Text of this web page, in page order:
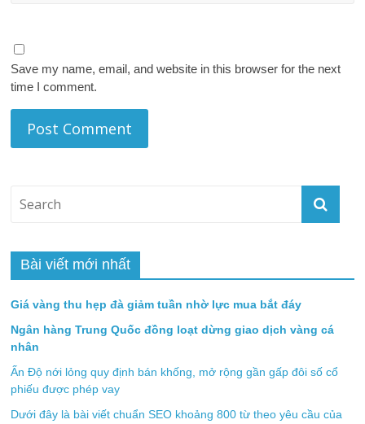
Save my name, email, and website in this browser for the next
time I comment.
Bài viết mới nhất
Giá vàng thu hẹp đà giảm tuần nhờ lực mua bắt đáy
Ngân hàng Trung Quốc đồng loạt dừng giao dịch vàng cá
nhân
Ấn Độ nới lỏng quy định bán khống, mở rộng gần gấp đôi số cổ
phiếu được phép vay
Dưới đây là bài viết chuẩn SEO khoảng 800 từ theo yêu cầu của